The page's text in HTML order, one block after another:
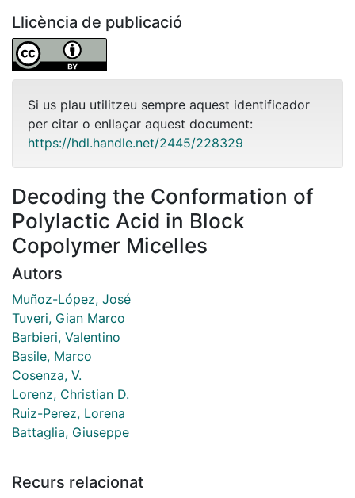
Llicència de publicació
Si us plau utilitzeu sempre aquest identificador
per citar o enllaçar aquest document:
https://hdl.handle.net/2445/228329
Decoding the Conformation of
Polylactic Acid in Block
Copolymer Micelles
Autors
Muñoz-López, José
Tuveri, Gian Marco
Barbieri, Valentino
Basile, Marco
Cosenza, V.
Lorenz, Christian D.
Ruiz-Perez, Lorena
Battaglia, Giuseppe
Recurs relacionat